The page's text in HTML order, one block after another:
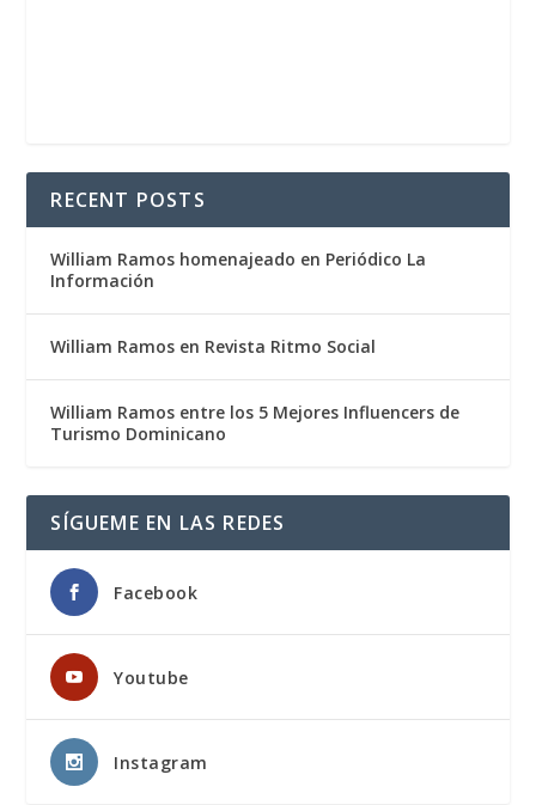
RECENT POSTS
William Ramos homenajeado en Periódico La
Información
William Ramos en Revista Ritmo Social
William Ramos entre los 5 Mejores Influencers de
Turismo Dominicano
SÍGUEME EN LAS REDES
Facebook
Youtube
Instagram